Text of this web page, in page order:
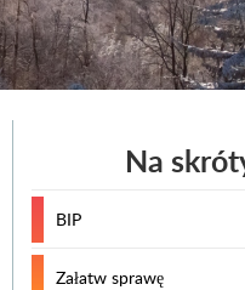
Na
BIP
Załatw sprawę